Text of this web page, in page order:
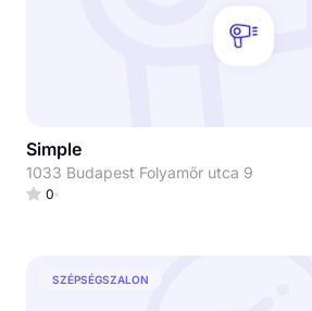
Simple
1033 Budapest Folyamőr utca 9
0
SZÉPSÉGSZALON